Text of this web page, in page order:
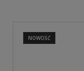
NOWOŚĆ